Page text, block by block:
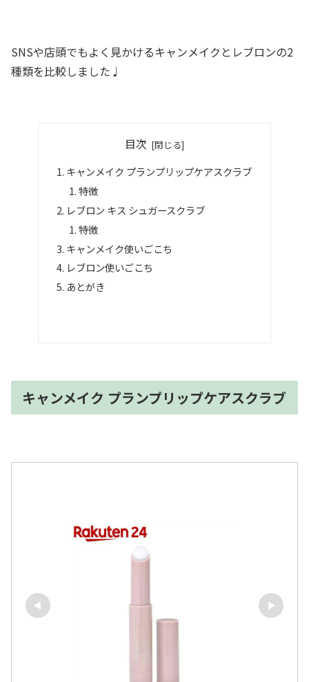
SNSや店頭でもよく見かけるキャンメイクとレブロンの2
種類を比較しました♩
目次
キャンメイク プランプリップケアスクラブ
特徴
レブロン キス シュガースクラブ
特徴
キャンメイク使いごこち
レブロン使いごこち
あとがき
キャンメイク プランプリップケアスクラブ